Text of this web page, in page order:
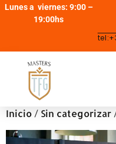
Lunes a viernes: 9:00 –
19:00hs
Inicio / Sin categorizar